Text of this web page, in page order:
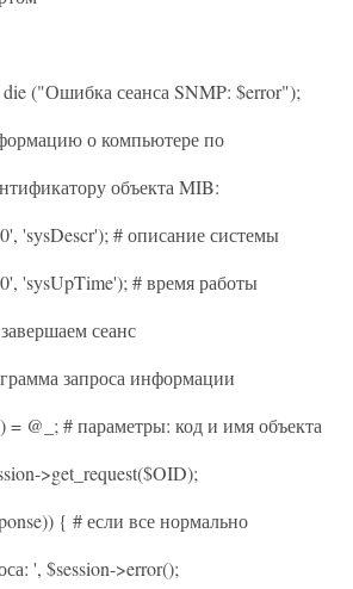
die ("Ошибка сеанса SNMP: $error");
о компьютере по
объекта MIB:
'sysDescr'); # описание системы
'sysUpTime'); # время работы
сеанс
запроса информации
@_; # параметры: код и имя объекта
>get_request($OID);
{ # если все нормально
', $session->error();